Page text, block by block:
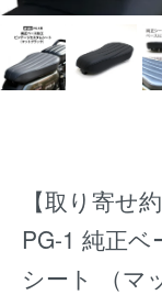
【取り寄せ
PG-1 純正
シート （マ